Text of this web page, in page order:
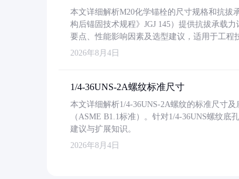
本文详细解析M20化学锚栓的尺寸规格和抗拔
构后锚固技术规程》JGJ 145）提供抗拔承载
要点、性能影响因素及选型建议，适用于工程
2026年8月4日
1/4-36UNS-2A螺纹标准尺寸
本文详细解析1/4-36UNS-2A螺纹的标准尺寸
（ASME B1.1标准）。针对1/4-36UNS螺纹
建议与扩展知识。
2026年8月4日